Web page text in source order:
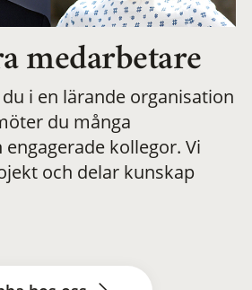
medarbetare
i en lärande organisation
du många
kollegor. Vi
och delar kunskap